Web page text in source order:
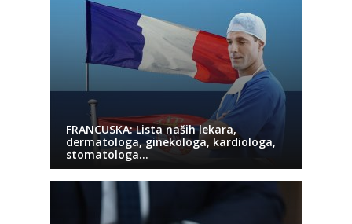
FRANCUSKA: Lista naših lekara,
dermatologa, ginekologa, kardiologa,
stomatologa…